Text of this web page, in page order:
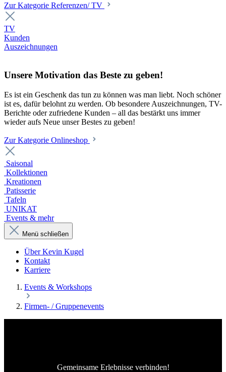
Zur Kategorie Referenzen/ TV
TV
Kunden
Auszeichnungen
Unsere Motivation das Beste zu geben!
Es ist ein Geschenk das tun zu können was man liebt. Noch schöner
ist es, dafür belohnt zu werden. Ob besondere Auszeichnungen, TV-
Berichte oder zufriedene Kunden – all das bestärkt uns immer
wieder aufs Neue unser Bestes zu geben!
Zur Kategorie Onlineshop
Saisonal
Kollektionen
Kreationen
Patisserie
Tafeln
UNIKAT
Events & mehr
Menü schließen
Über Kevin Kugel
Kontakt
Karriere
Events & Workshops
Firmen- / Gruppenevents
Gemeinsame Erlebnisse verbinden!